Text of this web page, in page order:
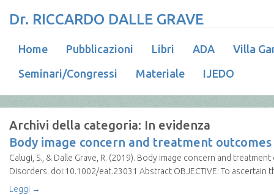
Dr. RICCARDO DALLE GRAVE
Home Pubblicazioni Libri ADA
Villa
Seminari/Congressi
Materiale IJEDO
Archivi della categoria: In evidenza
Body image concern and treatment
Calugi, S., & Dalle Grave, R. (2019). Body image concern and
Disorders. doi:10.1002/eat.23031 Abstract OBJECTIVE: To
Leggi →